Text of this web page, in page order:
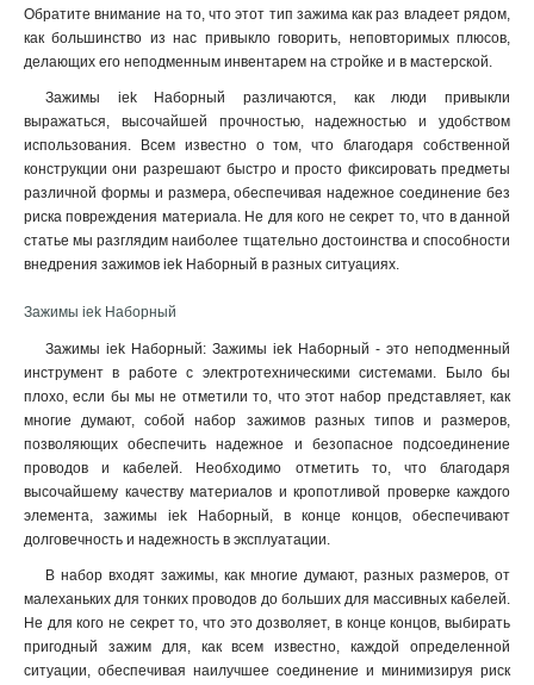
Обратите внимание на то, что этот тип зажима как раз владеет рядом,
как большинство из нас привыкло говорить, неповторимых плюсов,
делающих его неподменным инвентарем на стройке и в мастерской.
Зажимы iek Наборный различаются, как люди привыкли
выражаться, высочайшей прочностью, надежностью и удобством
использования. Всем известно о том, что благодаря собственной
конструкции они разрешают быстро и просто фиксировать предметы
различной формы и размера, обеспечивая надежное соединение без
риска повреждения материала. Не для кого не секрет то, что в данной
статье мы разглядим наиболее тщательно достоинства и способности
внедрения зажимов iek Наборный в разных ситуациях.
Зажимы iek Наборный
Зажимы iek Наборный: Зажимы iek Наборный - это неподменный
инструмент в работе с электротехническими системами. Было бы
плохо, если бы мы не отметили то, что этот набор представляет, как
многие думают, собой набор зажимов разных типов и размеров,
позволяющих обеспечить надежное и безопасное подсоединение
проводов и кабелей. Необходимо отметить то, что благодаря
высочайшему качеству материалов и кропотливой проверке каждого
элемента, зажимы iek Наборный, в конце концов, обеспечивают
долговечность и надежность в эксплуатации.
В набор входят зажимы, как многие думают, разных размеров, от
малеханьких для тонких проводов до больших для массивных кабелей.
Не для кого не секрет то, что это дозволяет, в конце концов, выбирать
пригодный зажим для, как всем известно, каждой определенной
ситуации, обеспечивая наилучшее соединение и минимизируя риск